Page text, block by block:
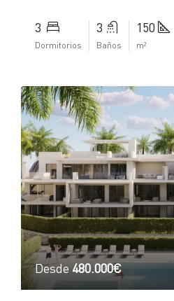
3
Dormitorios
3
Baños
150
m²
Desde 480.000€